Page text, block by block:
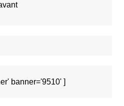
banner='9510' ]